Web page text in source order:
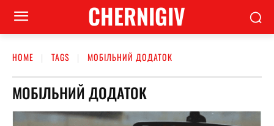
CHERNIGIV
HOME TAGS МОБІЛЬНИЙ ДОДАТОК
МОБІЛЬНИЙ ДОДАТОК